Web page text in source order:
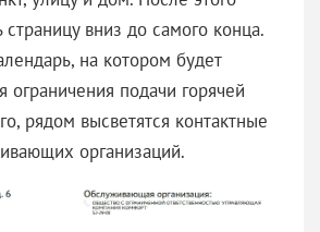
страницу вниз до самого конца.
на котором будет
ограничения подачи горячей
рядом высветятся контактные
организаций.